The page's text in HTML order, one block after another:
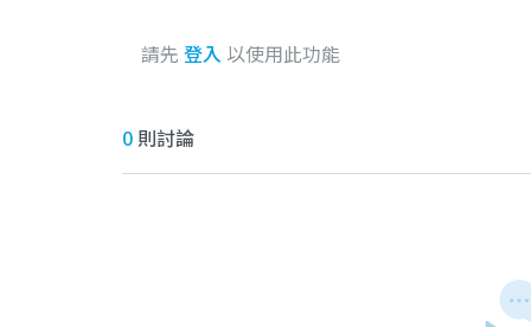
請先 登入 以使用此功能
0 則討論